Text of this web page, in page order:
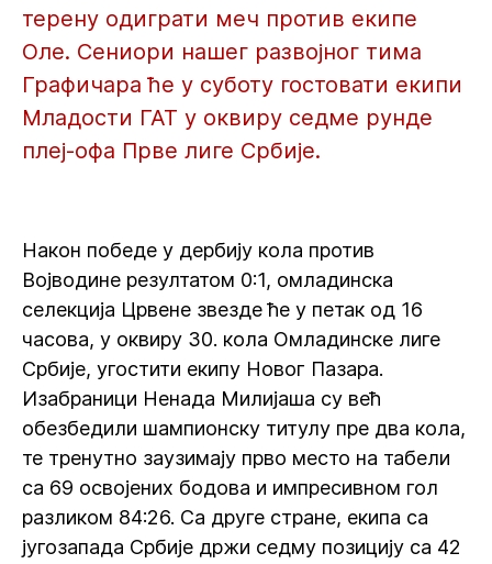
терену одиграти меч против екипе
Оле. Сениори нашег развојног тима
Графичара ће у суботу гостовати екипи
Младости ГАТ у оквиру седме рунде
плеј-офа Прве лиге Србије.
Након победе у дербију кола против
Војводине резултатом 0:1, омладинска
селекција Црвене звезде ће у петак од 16
часова, у оквиру 30. кола Омладинске лиге
Србије, угостити екипу Новог Пазара.
Изабраници Ненада Милијаша су већ
обезбедили шампионску титулу пре два кола,
те тренутно заузимају прво место на табели
са 69 освојених бодова и импресивном гол
разликом 84:26. Са друге стране, екипа са
југозапада Србије држи седму позицију са 42